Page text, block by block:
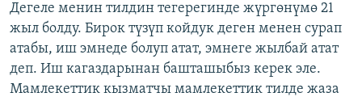
Дегеле менин тилдин тегерегинде жүргөнүмө 21
жыл болду. Бирок түзүп койдук деген менен сурап
атабы, иш эмнеде болуп атат, эмнеге жылбай атат
деп. Иш кагаздарынан башташыбыз керек эле.
Мамлекеттик кызматчы мамлекеттик тилде жаза